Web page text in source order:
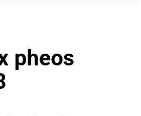
pheos